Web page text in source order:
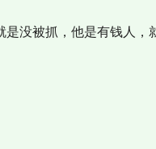
没被抓，他是有钱人，